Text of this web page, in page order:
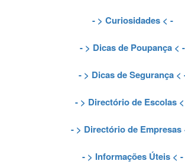
- > Curiosidades< -
- > Dicas de Poupança < -
- > Dicas de Segurança<
- > Directório de Escolas
- > Directório de Empresas
- > Informações Úteis< -